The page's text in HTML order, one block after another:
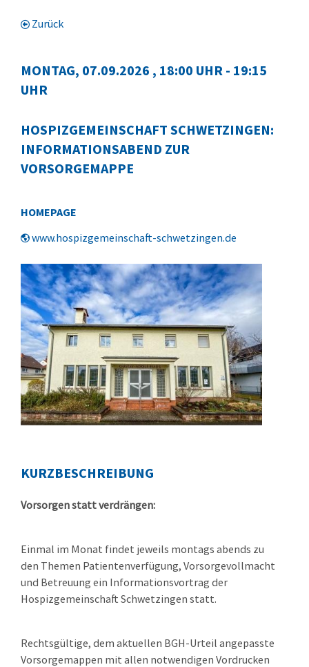
Zurück
MONTAG, 07.09.2026 , 18:00 UHR - 19:15
UHR
HOSPIZGEMEINSCHAFT SCHWETZINGEN:
INFORMATIONSABEND ZUR
VORSORGEMAPPE
HOMEPAGE
www.hospizgemeinschaft-schwetzingen.de
KURZBESCHREIBUNG
Vorsorgen statt verdrängen:
Einmal im Monat findet jeweils montags abends zu
den Themen Patientenverfügung, Vorsorgevollmacht
und Betreuung ein Informationsvortrag der
Hospizgemeinschaft Schwetzingen statt.
Rechtsgültige, dem aktuellen BGH-Urteil angepasste
Vorsorgemappen mit allen notwendigen Vordrucken